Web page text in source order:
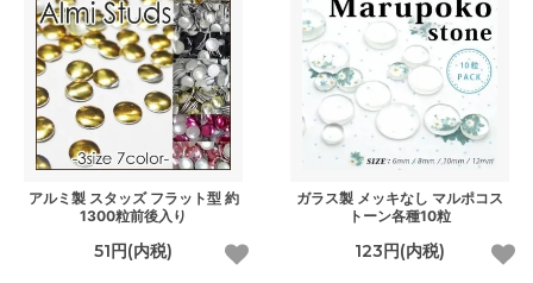
アルミ製 スタッズ フラット型 約
1300粒前後入り
51円(内税)
ガラス製 メッキなし マルポコス
トーン各種10粒
123円(内税)